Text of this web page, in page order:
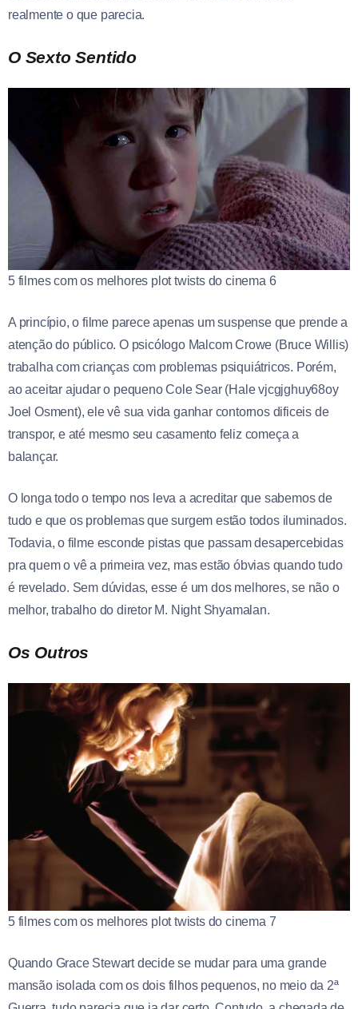
realmente o que parecia.
O Sexto Sentido
5 filmes com os melhores plot twists do cinema 6
A princípio, o filme parece apenas um suspense que prende a
atenção do público. O psicólogo Malcom Crowe (Bruce Willis)
trabalha com crianças com problemas psiquiátricos. Porém,
ao aceitar ajudar o pequeno Cole Sear (Hale vjcgjghuy68oy
Joel Osment), ele vê sua vida ganhar contornos dificeis de
transpor, e até mesmo seu casamento feliz começa a
balançar.
O longa todo o tempo nos leva a acreditar que sabemos de
tudo e que os problemas que surgem estão todos iluminados.
Todavia, o filme esconde pistas que passam desapercebidas
pra quem o vê a primeira vez, mas estão óbvias quando tudo
é revelado. Sem dúvidas, esse é um dos melhores, se não o
melhor, trabalho do diretor M. Night Shyamalan.
Os Outros
5 filmes com os melhores plot twists do cinema 7
Quando Grace Stewart decide se mudar para uma grande
mansão isolada com os dois filhos pequenos, no meio da 2ª